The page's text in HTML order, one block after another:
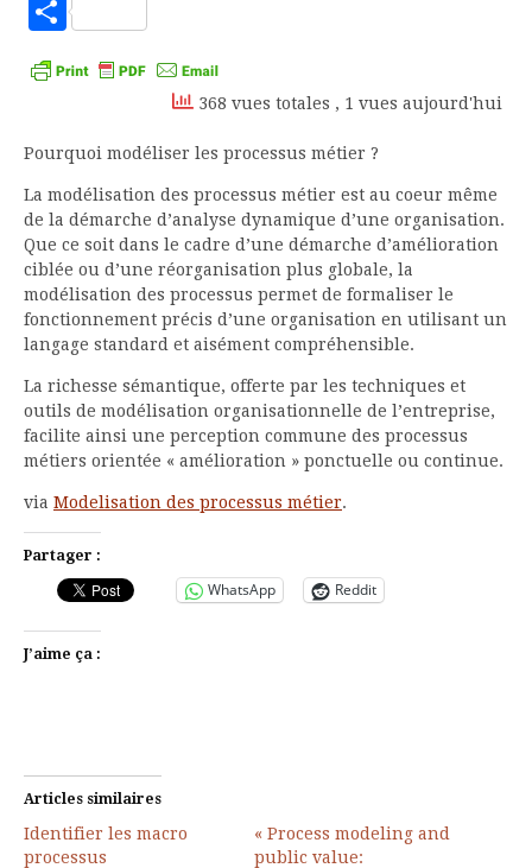
Partager
368 vues totales , 1 vues aujourd'hui
Pourquoi modéliser les processus métier ?
La modélisation des processus métier est au coeur même
de la démarche d’analyse dynamique d’une organisation.
Que ce soit dans le cadre d’une démarche d’amélioration
ciblée ou d’une réorganisation plus globale, la
modélisation des processus permet de formaliser le
fonctionnement précis d’une organisation en utilisant un
langage standard et aisément compréhensible.
La richesse sémantique, offerte par les techniques et
outils de modélisation organisationnelle de l’entreprise,
facilite ainsi une perception commune des processus
métiers orientée « amélioration » ponctuelle ou continue.
via Modelisation des processus métier.
Partager :
WhatsApp Reddit
J’aime ça :
Articles similaires
Identifier les macro
processus
« Process modeling and
public value: